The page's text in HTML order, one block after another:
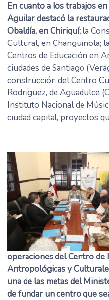
En cuanto a los trabajos
Aguilar destacó la
Obaldía, en Chiriquí; la
Cultural, en Changuinola;
Centros de Educación en
ciudades de Santiago
construcción del Centro
Rodríguez, de Aguadulce
Instituto Nacional de
ciudad capital, proyectos
operaciones del Centro
Antropológicas y
una de las metas del
de fundar un centro que